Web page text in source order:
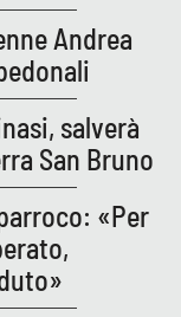
Andrea
salverà
San Bruno
«Per